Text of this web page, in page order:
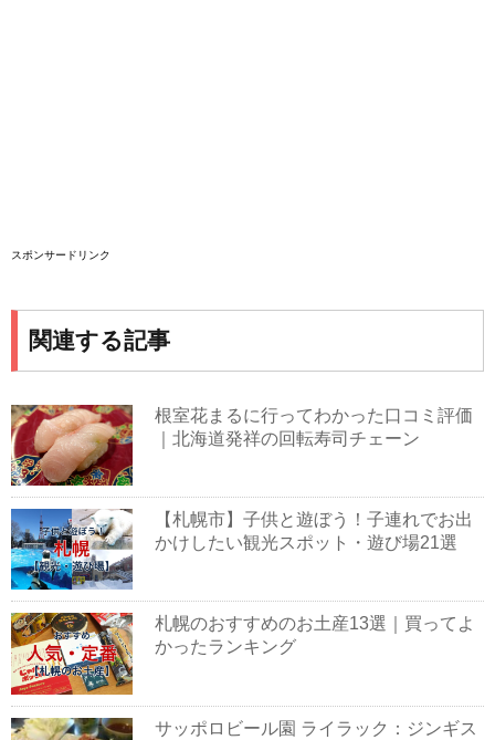
スポンサードリンク
関連する記事
根室花まるに行ってわかった口コミ評価
｜北海道発祥の回転寿司チェーン
【札幌市】子供と遊ぼう！子連れでお出
かけしたい観光スポット・遊び場21選
札幌のおすすめのお土産13選｜買ってよ
かったランキング
サッポロビール園 ライラック：ジンギス